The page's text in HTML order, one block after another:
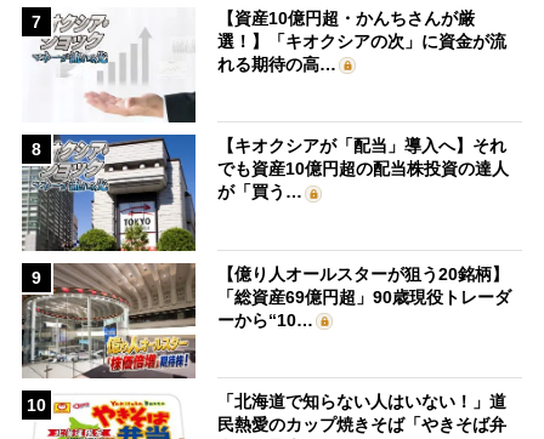
7
【資産10億円超・かんちさんが厳
選！】「キオクシアの次」に資金が流
れる期待の高…
8
【キオクシアが「配当」導入へ】それ
でも資産10億円超の配当株投資の達人
が「買う…
9
【億り人オールスターが狙う20銘柄】
「総資産69億円超」90歳現役トレーダ
ーから“10…
10
「北海道で知らない人はいない！」道
民熱愛のカップ焼きそば「やきそば弁